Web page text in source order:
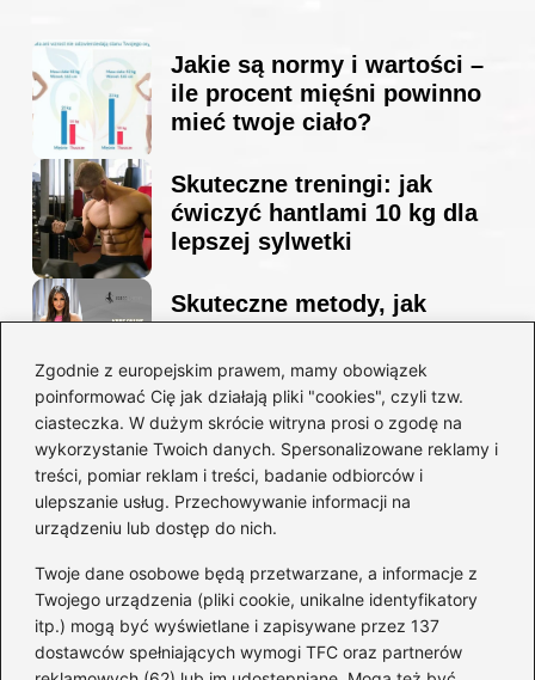
Zgodnie z europejskim prawem, mamy obowiązek
poinformować Cię jak działają pliki "cookies", czyli tzw.
ciasteczka. W dużym skrócie witryna prosi o zgodę na
wykorzystanie Twoich danych. Spersonalizowane reklamy i
treści, pomiar reklam i treści, badanie odbiorców i
ulepszanie usług. Przechowywanie informacji na
urządzeniu lub dostęp do nich.
Twoje dane osobowe będą przetwarzane, a informacje z
Twojego urządzenia (pliki cookie, unikalne identyfikatory
itp.) mogą być wyświetlane i zapisywane przez 137
dostawców spełniających wymogi TFC oraz partnerów
Jakie są normy i wartości –
ile procent mięśni powinno
mieć twoje ciało?
Skuteczne treningi: jak
ćwiczyć hantlami 10 kg dla
lepszej sylwetki
Skuteczne metody, jak
sylwetkę w zaledwie 90 dni
Idealny garnitur: jak dobrać
go do swojej sylwetki?
Kategorie
Dieta i kalorie(221)
Fitness(236)